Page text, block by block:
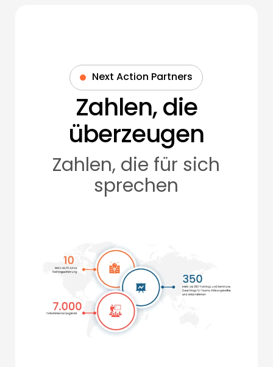
Next Action Partners
Zahlen, die
überzeugen
Zahlen, die für sich
sprechen